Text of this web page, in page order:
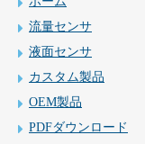
流量センサ
液面センサ
カスタム製品
OEM製品
PDFダウンロード